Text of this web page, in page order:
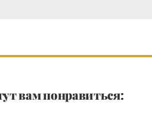
вам понравиться: